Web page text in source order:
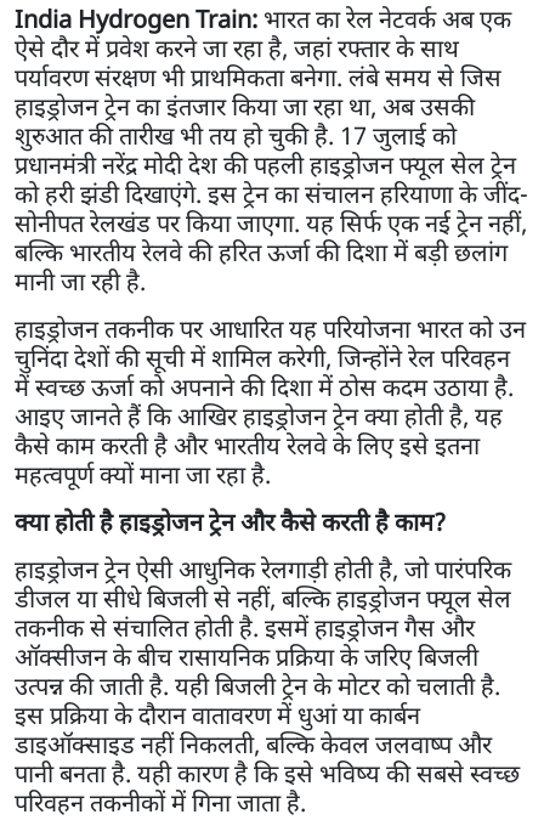
India Hydrogen Train: भारत का रेल नेटवर्क अब एक
ऐसे दौर में प्रवेश करने जा रहा है, जहां रफ्तार के साथ
पर्यावरण संरक्षण भी प्राथमिकता बनेगा. लंबे समय से जिस
हाइड्रोजन ट्रेन का इंतजार किया जा रहा था, अब उसकी
शुरुआत की तारीख भी तय हो चुकी है. 17 जुलाई को
प्रधानमंत्री नरेंद्र मोदी देश की पहली हाइड्रोजन फ्यूल सेल ट्रेन
को हरी झंडी दिखाएंगे. इस ट्रेन का संचालन हरियाणा के जींद-
सोनीपत रेलखंड पर किया जाएगा. यह सिर्फ एक नई ट्रेन नहीं,
बल्कि भारतीय रेलवे की हरित ऊर्जा की दिशा में बड़ी छलांग
मानी जा रही है.
हाइड्रोजन तकनीक पर आधारित यह परियोजना भारत को उन
चुनिंदा देशों की सूची में शामिल करेगी, जिन्होंने रेल परिवहन
में स्वच्छ ऊर्जा को अपनाने की दिशा में ठोस कदम उठाया है.
आइए जानते हैं कि आखिर हाइड्रोजन ट्रेन क्या होती है, यह
कैसे काम करती है और भारतीय रेलवे के लिए इसे इतना
महत्वपूर्ण क्यों माना जा रहा है.
क्या होती है हाइड्रोजन ट्रेन और कैसे करती है काम?
हाइड्रोजन ट्रेन ऐसी आधुनिक रेलगाड़ी होती है, जो पारंपरिक
डीजल या सीधे बिजली से नहीं, बल्कि हाइड्रोजन फ्यूल सेल
तकनीक से संचालित होती है. इसमें हाइड्रोजन गैस और
ऑक्सीजन के बीच रासायनिक प्रक्रिया के जरिए बिजली
उत्पन्न की जाती है. यही बिजली ट्रेन के मोटर को चलाती है.
इस प्रक्रिया के दौरान वातावरण में धुआं या कार्बन
डाइऑक्साइड नहीं निकलती, बल्कि केवल जलवाष्प और
पानी बनता है. यही कारण है कि इसे भविष्य की सबसे स्वच्छ
परिवहन तकनीकों में गिना जाता है.